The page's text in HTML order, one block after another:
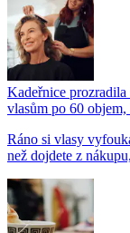
Kadeřnice prozradila
vlasům po 60
Ráno si vlasy
než dojdete z